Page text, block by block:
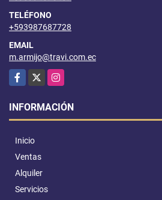
TELÉFONO
+593987687728
EMAIL
m.armijo@travi.com.ec
Facebook
X Instagram
INFORMACIÓN
Inicio
Ventas
Alquiler
Servicios